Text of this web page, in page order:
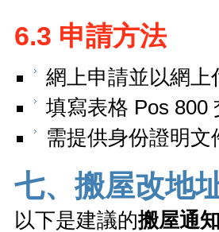
6.3 申請方法
網上申請並以網上
填寫表格 Pos 800
需提供身份證明文
七、搬屋改地
以下是建議的搬屋通知